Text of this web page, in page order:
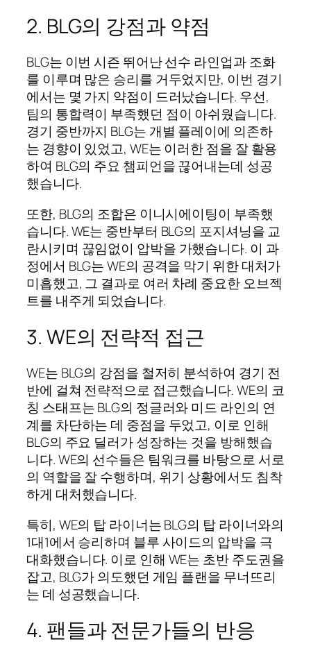
2. BLG의 강점과 약점
BLG는 이번 시즌 뛰어난 선수 라인업과 조화
를 이루며 많은 승리를 거두었지만, 이번 경기
에서는 몇 가지 약점이 드러났습니다. 우선,
팀의 통합력이 부족했던 점이 아쉬웠습니다.
경기 중반까지 BLG는 개별 플레이에 의존하
는 경향이 있었고, WE는 이러한 점을 잘 활용
하여 BLG의 주요 챔피언을 끊어내는데 성공
했습니다.
또한, BLG의 조합은 이니시에이팅이 부족했
습니다. WE는 중반부터 BLG의 포지셔닝을 교
란시키며 끊임없이 압박을 가했습니다. 이 과
정에서 BLG는 WE의 공격을 막기 위한 대처가
미흡했고, 그 결과로 여러 차례 중요한 오브젝
트를 내주게 되었습니다.
3. WE의 전략적 접근
WE는 BLG의 강점을 철저히 분석하여 경기 전
반에 걸쳐 전략적으로 접근했습니다. WE의 코
칭 스태프는 BLG의 정글러와 미드 라인의 연
계를 차단하는 데 중점을 두었고, 이로 인해
BLG의 주요 딜러가 성장하는 것을 방해했습
니다. WE의 선수들은 팀워크를 바탕으로 서로
의 역할을 잘 수행하며, 위기 상황에서도 침착
하게 대처했습니다.
특히, WE의 탑 라이너는 BLG의 탑 라이너와의
1대1에서 승리하며 블루 사이드의 압박을 극
대화했습니다. 이로 인해 WE는 초반 주도권을
잡고, BLG가 의도했던 게임 플랜을 무너뜨리
는 데 성공했습니다.
4. 팬들과 전문가들의 반응